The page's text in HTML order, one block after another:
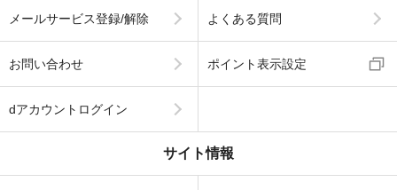
メールサービス登録/解除 よくある質問
お問い合わせ ポイント表示設定
dアカウントログイン
サイト情報